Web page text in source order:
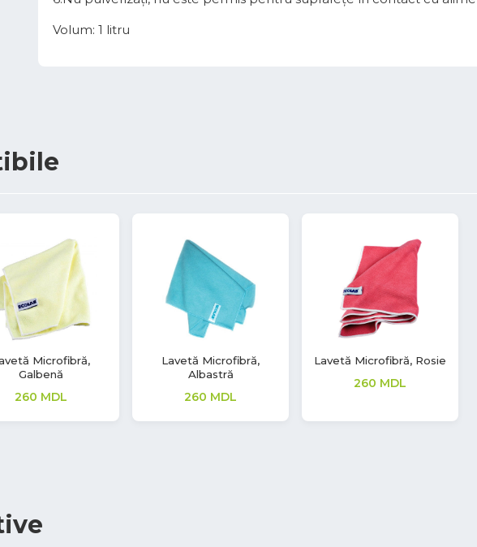
Volum: 1 litru
Microfibră,
Galbenă
260 MDL
Lavetă Microfibră,
Albastră
260 MDL
Lavetă Microfibră, Rosie
260 MDL